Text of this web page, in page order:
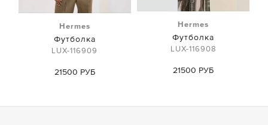
Hermes
Футболка
LUX-116909
21500 РУБ
Hermes
Футболка
LUX-116908
21500 РУБ